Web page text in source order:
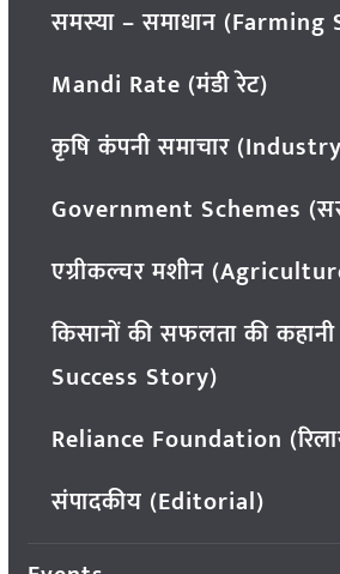
समस्या – समाधान
Mandi Rate (मंडी रेट)
कृषि कंपनी समाचार
Government Schemes
एग्रीकल्चर मशीन
किसानों की सफलता की
Success Story)
Reliance Foundation
संपादकीय (Editorial)